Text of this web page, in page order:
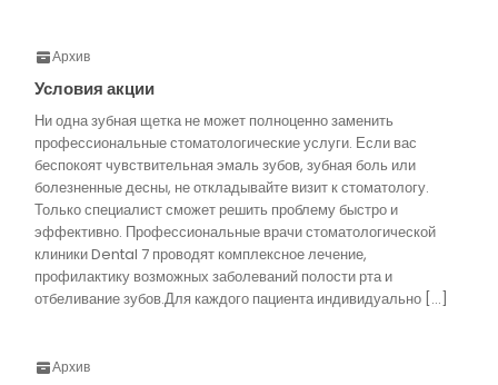
Архив
Условия акции
Ни одна зубная щетка не может полноценно заменить
профессиональные стоматологические услуги. Если вас
беспокоят чувствительная эмаль зубов, зубная боль или
болезненные десны, не откладывайте визит к стоматологу.
Только специалист сможет решить проблему быстро и
эффективно. Профессиональные врачи стоматологической
клиники Dental 7 проводят комплексное лечение,
профилактику возможных заболеваний полости рта и
отбеливание зубов.Для каждого пациента индивидуально […]
Архив